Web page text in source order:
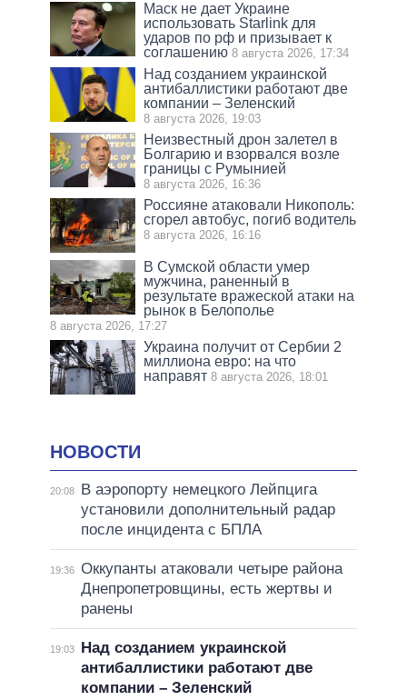
Маск не дает Украине
использовать Starlink для
ударов по рф и призывает к
соглашению 8 августа 2026, 17:34
Над созданием украинской
антибаллистики работают две
компании – Зеленский
8 августа 2026, 19:03
Неизвестный дрон залетел в
Болгарию и взорвался возле
границы с Румынией
8 августа 2026, 16:36
Россияне атаковали Никополь:
сгорел автобус, погиб водитель
8 августа 2026, 16:16
В Сумской области умер
мужчина, раненный в
результате вражеской атаки на
рынок в Белополье
8 августа 2026, 17:27
Украина получит от Сербии 2
миллиона евро: на что
направят 8 августа 2026, 18:01
НОВОСТИ
20:08
В аэропорту немецкого Лейпцига
установили дополнительный радар
после инцидента с БПЛА
19:36 Оккупанты атаковали четыре района
Днепропетровщины, есть жертвы и
ранены
19:03
Над созданием украинской
антибаллистики работают две
компании – Зеленский